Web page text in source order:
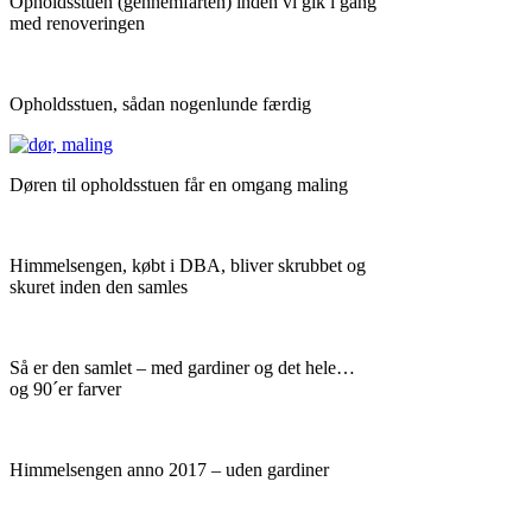
med renoveringen
Opholdsstuen, sådan nogenlunde færdig
Døren til opholdsstuen får en omgang maling
Himmelsengen, købt i DBA, bliver skrubbet og
skuret inden den samles
Så er den samlet – med gardiner og det hele…
og 90´er farver
Himmelsengen anno 2017 – uden gardiner